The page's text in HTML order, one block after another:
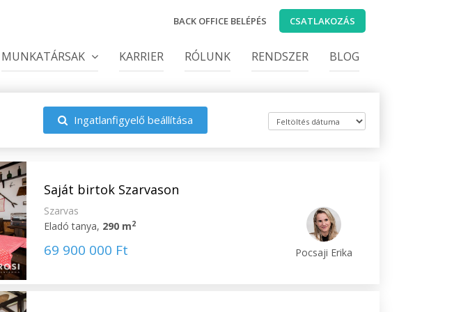
BACK OFFICE BELÉPÉS CSATLAKOZÁS
MUNKATÁRSAK KARRIER RÓLUNK RENDSZER BLOG
Ingatlanfigyelő beállítása
Saját birtok Szarvason
Szarvas
Eladó tanya, 290 m2
69 900 000 Ft Pocsaji Erika